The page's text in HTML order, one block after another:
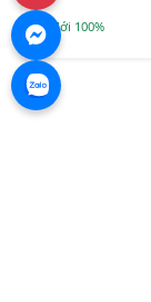
Mới 100%